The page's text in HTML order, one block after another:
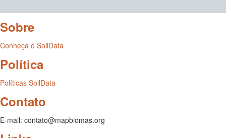
Sobre
Conheça o SoilData
Política
Políticas SoilData
Contato
E-mail: contato@mapbiomas.org